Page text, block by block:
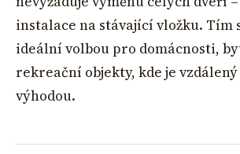
instalace na stávající vložku. Tím
ideální volbou pro domácnosti,
rekreační objekty, kde je
výhodou.